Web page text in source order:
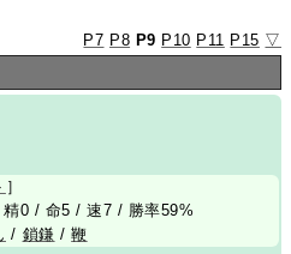
P7 P8 P9 P10 P11 P15 ▽
］
0 / 命5 / 速7 / 勝率59%
/ 鎖鎌 /鞭